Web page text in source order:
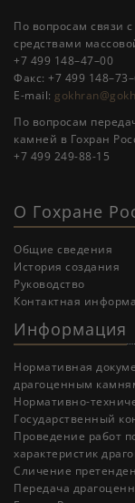
По вопросам связи
средствами
+7 499 148–47–00
Факс: +7 499
E-mail:
По вопросам
камней в Гохран
+7 499 249-88-15
О Гохране
Общие сведения
История создания
Руководство
Контактная
Информация
Нормативная
драгоценным
Нормативно-
Государственный
Проведение работ
характеристик
Cличение
Передача